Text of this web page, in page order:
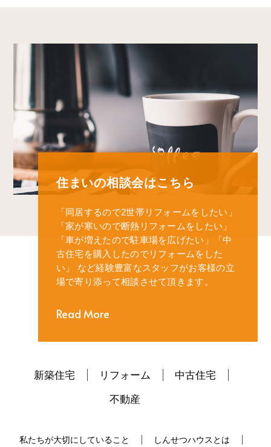
住まいの相談会はこちら
「同居するので2世帯リフォームをしたい」
「家が寒いので断熱リフォームをしたい」
「車が増えたので駐車場を広げたい」
「中
古住宅を購入したのでリフォームをした
い」
など経験豊富なスタッフがお客様の立
場で寄り添って相談させて頂きます。
Read More
新築住宅 リフォーム
中古住宅
不動産
私たちが大切にしていること しんせつハウスとは